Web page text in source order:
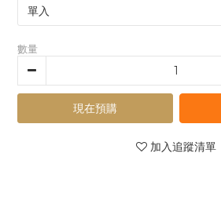
數量
現在預購
加入追蹤清單